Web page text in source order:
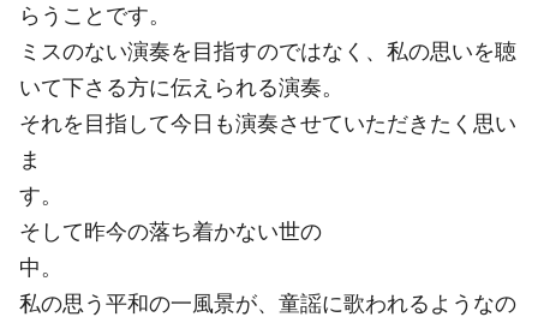
らうことです。
ミスのない演奏を目指すのではなく、私の思いを聴
いて下さる方に伝えられる演奏。
それを目指して今日も演奏させていただきたく思い
ま
す。
そして昨今の落ち着かない世の
中。
私の思う平和の一風景が、童謡に歌われるようなの